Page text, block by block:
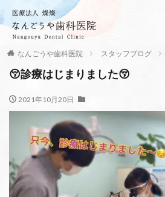
なんごうや歯科医院 スタッフブログ
😚診療はじまりました😚
2021年10月20日